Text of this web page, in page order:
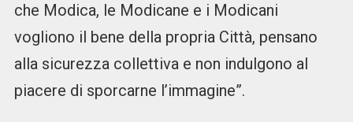
che Modica, le Modicane e i Modicani
vogliono il bene della propria Città, pensano
alla sicurezza collettiva e non indulgono al
piacere di sporcarne l’immagine”.